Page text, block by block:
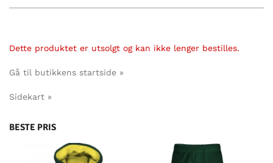
Dette produktet er utsolgt og kan ikke lenger bestilles.
Gå til butikkens startside »
Sidekart »
BESTE PRIS